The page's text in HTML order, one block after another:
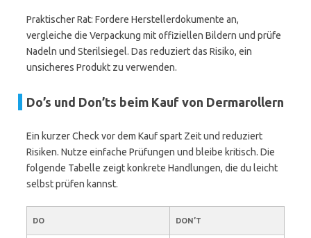
Praktischer Rat: Fordere Herstellerdokumente an,
vergleiche die Verpackung mit offiziellen Bildern und prüfe
Nadeln und Sterilsiegel. Das reduziert das Risiko, ein
unsicheres Produkt zu verwenden.
Do’s und Don’ts beim Kauf von Dermarollern
Ein kurzer Check vor dem Kauf spart Zeit und reduziert
Risiken. Nutze einfache Prüfungen und bleibe kritisch. Die
folgende Tabelle zeigt konkrete Handlungen, die du leicht
selbst prüfen kannst.
DO DON’T